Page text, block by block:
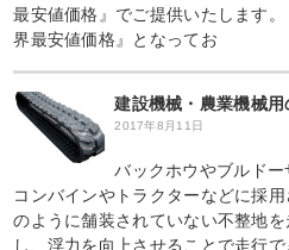
最安値価格』でご提供いたします
界最安値価格』となってお
建設機械・農業機械
2017年8月11日
バックホウやブルド
コンバインやトラクターなどに採
のように舗装されていない不整地
し、浮力を向上させることで走行で